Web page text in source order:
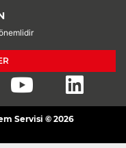
Servisi © 2026